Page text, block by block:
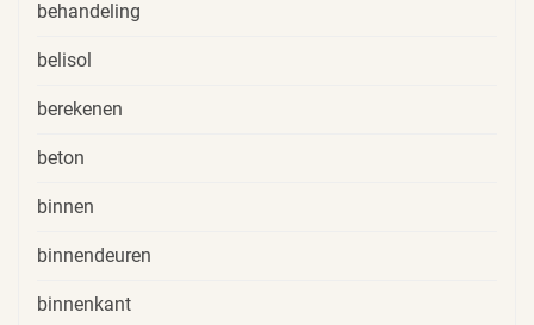
behandeling
belisol
berekenen
beton
binnen
binnendeuren
binnenkant